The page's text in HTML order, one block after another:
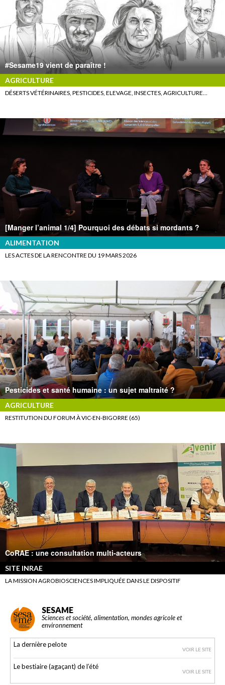
#Sesame19 vient de paraître !
AGRICULTURE
DÉSERTS VÉTÉRINAIRES, PESTICIDES, ELEVAGE, INSECTES, AGRICULTURE…
[Manger l’animal 1/4] Pourquoi des débats si mordants ?
ALIMENTATION
LES ACTES DE LA RENCONTRE DU 19 MARS 2026
Pesticides et santé humaine : un sujet maltraité ?
AGRICULTURE
RESTITUTION DU FORUM À VIC-EN-BIGORRE (65)
CoRAE : une consultation multi-acteurs
SITE INRAE
LA MISSION AGROBIOSCIENCES IMPLIQUÉE DANS LE DISPOSITIF
SESAME
Sciences et société, alimentation, mondes agricole et
environnement
La dernière pelote
VOIR LE SITE
Le bestiaire (agaçant) de l’été
VOIR LE SITE